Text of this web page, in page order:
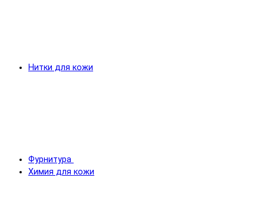
Нитки для кожи
Фурнитура
Химия для кожи